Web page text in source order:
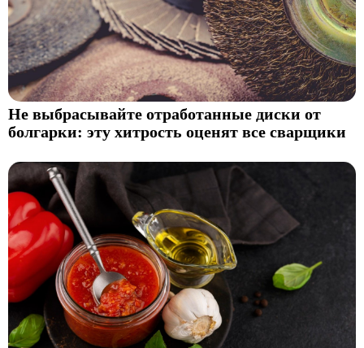
Не выбрасывайте отработанные диски от
болгарки: эту хитрость оценят все сварщики